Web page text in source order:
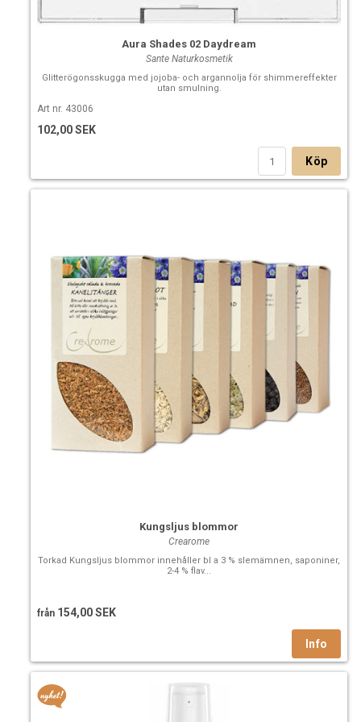
Aura Shades 02 Daydream
Sante Naturkosmetik
Glitterögonsskugga med jojoba- och argannolja för shimmereffekter
utan smulning.
Art nr. 43006
102,00 SEK
Köp
Kungsljus blommor
Crearome
Torkad Kungsljus blommor innehåller bl a 3 % slemämnen, saponiner,
2-4 % flav...
från 154,00 SEK